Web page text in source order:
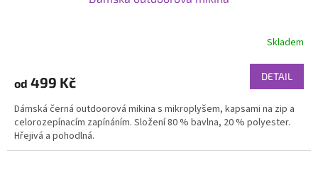
Skladem
od 499 Kč DETAIL
Dámská černá outdoorová mikina s mikroplyšem, kapsami na zip a
celorozepínacím zapínáním. Složení 80 % bavlna, 20 % polyester.
Hřejivá a pohodlná.